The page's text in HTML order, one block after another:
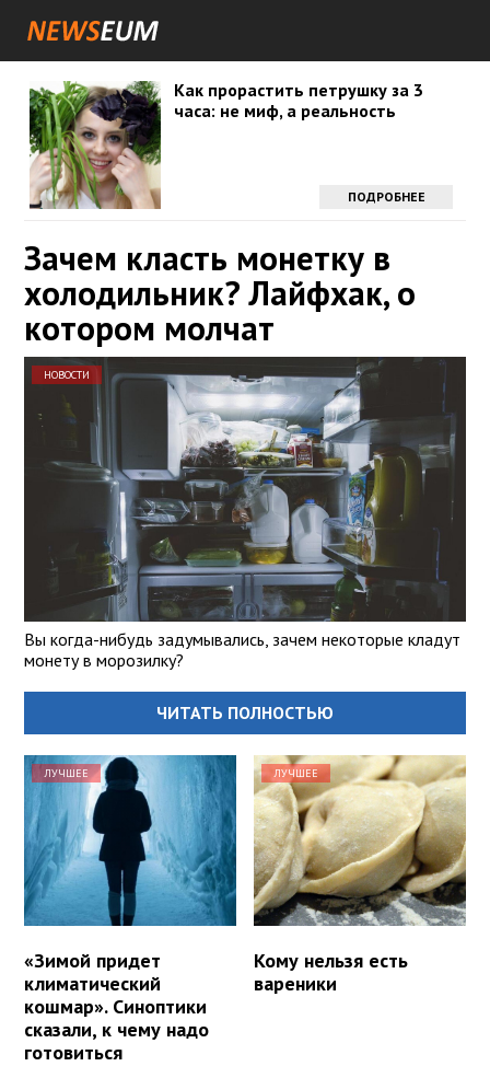
Как прорастить петрушку за 3
часа: не миф, а реальность
ПОДРОБНЕЕ
Зачем класть монетку в
холодильник? Лайфхак, о
котором молчат
НОВОСТИ
Вы когда-нибудь задумывались, зачем некоторые кладут
монету в морозилку?
ЧИТАТЬ ПОЛНОСТЬЮ
ЛУЧШЕЕ
«Зимой придет
климатический
кошмар». Синоптики
сказали, к чему надо
готовиться
ЛУЧШЕЕ
Кому нельзя есть
вареники